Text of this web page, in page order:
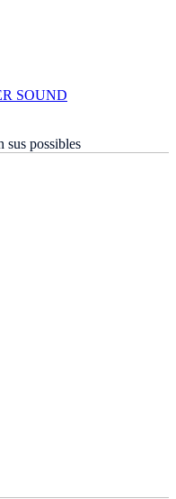
SOUND
sus possibles